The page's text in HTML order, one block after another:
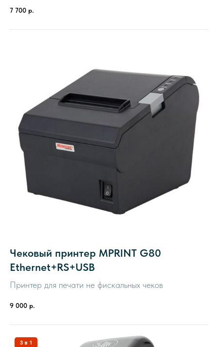
7 700 р.
Чековый принтер MPRINT G80
Ethernet+RS+USB
Принтер для печати не фискальных чеков
9 000 р.
3 в 1